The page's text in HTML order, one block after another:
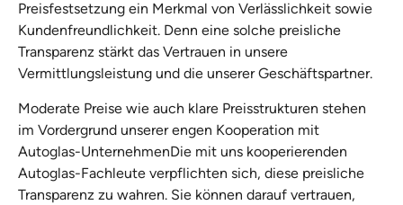
Preisfestsetzung ein Merkmal von Verlässlichkeit sowie
Kundenfreundlichkeit. Denn eine solche preisliche
Transparenz stärkt das Vertrauen in unsere
Vermittlungsleistung und die unserer Geschäftspartner.
Moderate Preise wie auch klare Preisstrukturen stehen
im Vordergrund unserer engen Kooperation mit
Autoglas-UnternehmenDie mit uns kooperierenden
Autoglas-Fachleute verpflichten sich, diese preisliche
Transparenz zu wahren. Sie können darauf vertrauen,